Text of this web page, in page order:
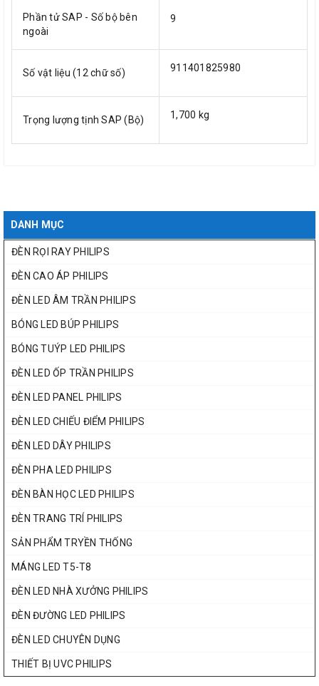
Phần tử SAP - Số bộ bên
ngoài
9
Số vật liệu (12 chữ số) 911401825980
Trọng lượng tịnh SAP (Bộ) 1,700 kg
DANH MỤC
ĐÈN RỌI RAY PHILIPS
ĐÈN CAO ÁP PHILIPS
ĐÈN LED ÂM TRẦN PHILIPS
BÓNG LED BÚP PHILIPS
BÓNG TUÝP LED PHILIPS
ĐÈN LED ỐP TRẦN PHILIPS
ĐÈN LED PANEL PHILIPS
ĐÈN LED CHIẾU ĐIỂM PHILIPS
ĐÈN LED DÂY PHILIPS
ĐÈN PHA LED PHILIPS
ĐÈN BÀN HỌC LED PHILIPS
ĐÈN TRANG TRÍ PHILIPS
SẢN PHẨM TRYỀN THỐNG
MÁNG LED T5-T8
ĐÈN LED NHÀ XƯỞNG PHILIPS
ĐÈN ĐƯỜNG LED PHILIPS
ĐÈN LED CHUYÊN DỤNG
THIẾT BỊ UVC PHILIPS